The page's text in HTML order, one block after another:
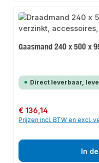
Gaasmand 240 x 500 x
Direct leverbaar,
Normale prijs:
€ 136,14
Prijzen incl. BTW en excl.
In